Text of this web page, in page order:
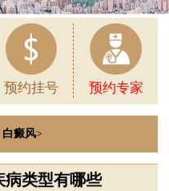
预约挂号 预约专家
白癜风>
病类型有哪些